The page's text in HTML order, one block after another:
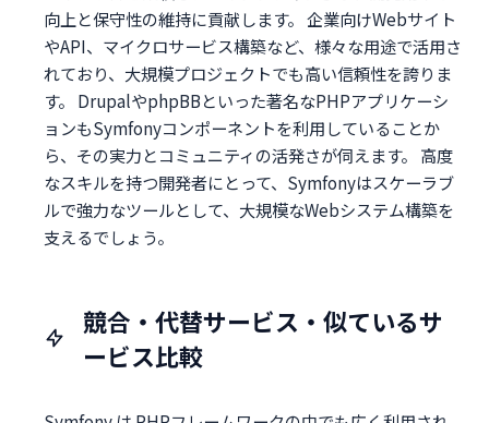
向上と保守性の維持に貢献します。 企業向けWebサイト
やAPI、マイクロサービス構築など、様々な用途で活用さ
れており、大規模プロジェクトでも高い信頼性を誇りま
す。 DrupalやphpBBといった著名なPHPアプリケーシ
ョンもSymfonyコンポーネントを利用していることか
ら、その実力とコミュニティの活発さが伺えます。 高度
なスキルを持つ開発者にとって、Symfonyはスケーラブ
ルで強力なツールとして、大規模なWebシステム構築を
支えるでしょう。
競合・代替サービス・似ているサ
ービス比較